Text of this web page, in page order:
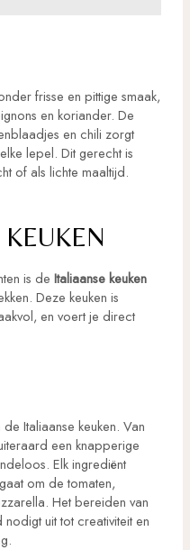
frisse en pittige smaak,
en koriander. De
en chili zorgt
lepel. Dit gerecht is
of als lichte maaltijd.
is de Italiaanse keuken
Deze keuken is
en voert je direct
Italiaanse keuken. Van
een knapperige
Elk ingrediënt
om de tomaten,
Het bereiden van
nodigt uit tot creativiteit en